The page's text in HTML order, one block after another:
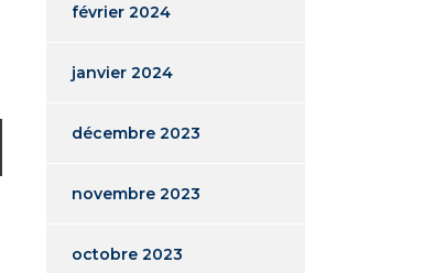
février 2024
janvier 2024
décembre 2023
novembre 2023
octobre 2023